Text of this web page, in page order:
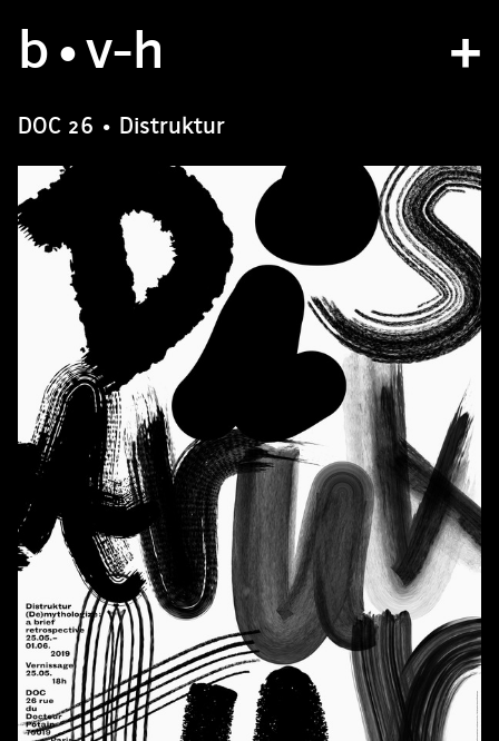
b•v-h
atelier
projets
bvh type
contact
DOC 26 • Distruktur